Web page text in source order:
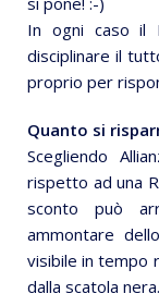
In ogni caso il
disciplinare il
proprio per
Quanto si
Scegliendo
rispetto ad una
sconto può
ammontare
visibile in tempo
dalla scatola nera.